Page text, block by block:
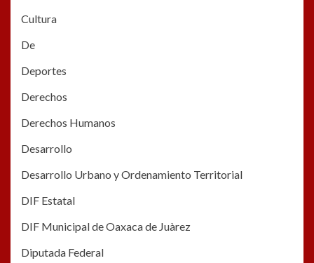
Cultura
De
Deportes
Derechos
Derechos Humanos
Desarrollo
Desarrollo Urbano y Ordenamiento Territorial
DIF Estatal
DIF Municipal de Oaxaca de Juàrez
Diputada Federal